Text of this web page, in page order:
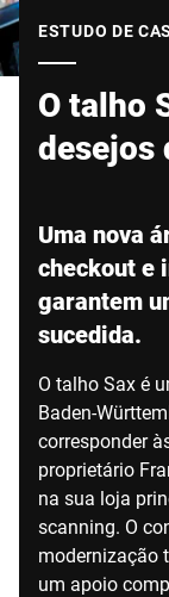
ESTUDO DE
O talho
desejos
Uma nova
checkout e
garantem
sucedida.
O talho Sax é
Baden-
corresponder
proprietário
na sua loja
scanning. O
modernização
um apoio